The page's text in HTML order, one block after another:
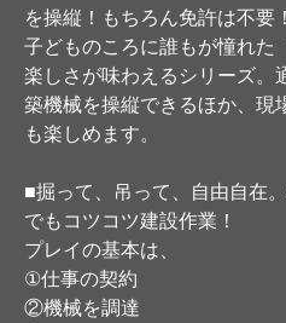
を操縦！もちろん免許は不要！
子どものころに誰もが憧れた
楽しさが味わえるシリーズ。
築機械を操縦できるほか、現
も楽しめます。
■掘って、吊って、自由自在
でもコツコツ建設作業！
プレイの基本は、
①仕事の契約
②機械を調達